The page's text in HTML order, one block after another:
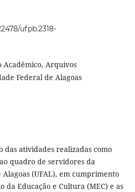
ufpb.2318-
Acadêmico, Arquivos
Federal de Alagoas
das atividades realizadas como
quadro de servidores da
(UFAL), em cumprimento
da Educação e Cultura (MEC) e as